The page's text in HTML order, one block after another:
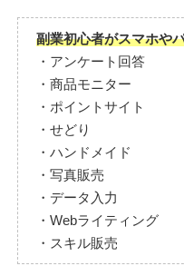
副業初心者がスマホや
・アンケート回答
・商品モニター
・ポイントサイト
・せどり
・ハンドメイド
・写真販売
・データ入力
・Webライティング
・スキル販売